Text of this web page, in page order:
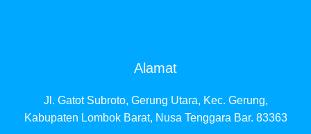
Alamat
Jl. Gatot Subroto, Gerung Utara, Kec. Gerung,
Kabupaten Lombok Barat, Nusa Tenggara Bar. 83363